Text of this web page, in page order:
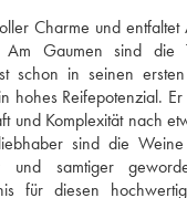
Charme und entfaltet
Am Gaumen sind die
schon in seinen
hohes Reifepotenzial. Er
und Komplexität nach
sind die
und samtiger
für diesen